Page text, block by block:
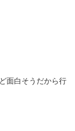
面白そうだから行